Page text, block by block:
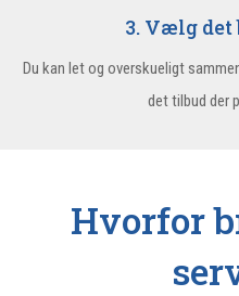
3. Vælg det
Du kan let og overskueligt
det tilbud der
Hvorfor